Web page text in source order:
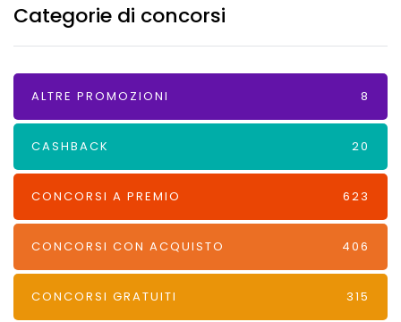
Categorie di concorsi
ALTRE PROMOZIONI 8
CASHBACK 20
CONCORSI A PREMIO 623
CONCORSI CON ACQUISTO 406
CONCORSI GRATUITI 315